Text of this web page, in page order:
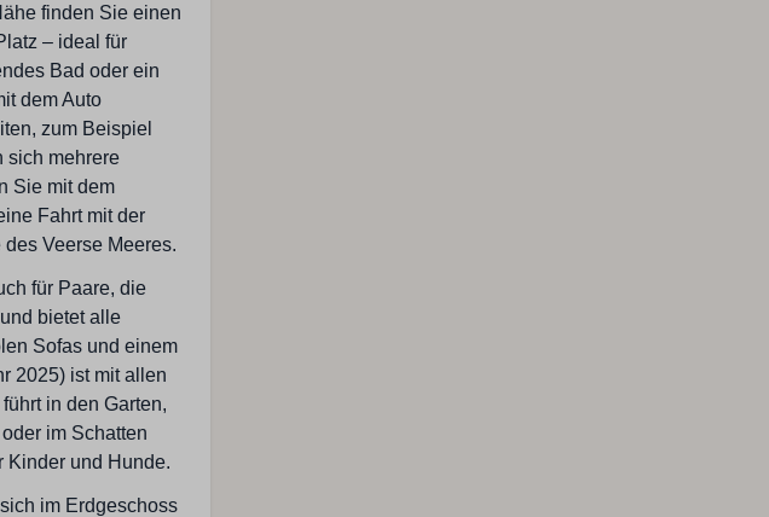
finden Sie einen
– ideal für
Bad oder ein
dem Auto
zum Beispiel
sich mehrere
Sie mit dem
Fahrt mit der
Veerse Meeres.
für Paare, die
bietet alle
Sofas und einem
2025) ist mit allen
in den Garten,
im Schatten
Kinder und Hunde.
im Erdgeschoss